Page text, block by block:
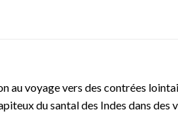
au voyage vers des contrées
du santal des Indes dans des